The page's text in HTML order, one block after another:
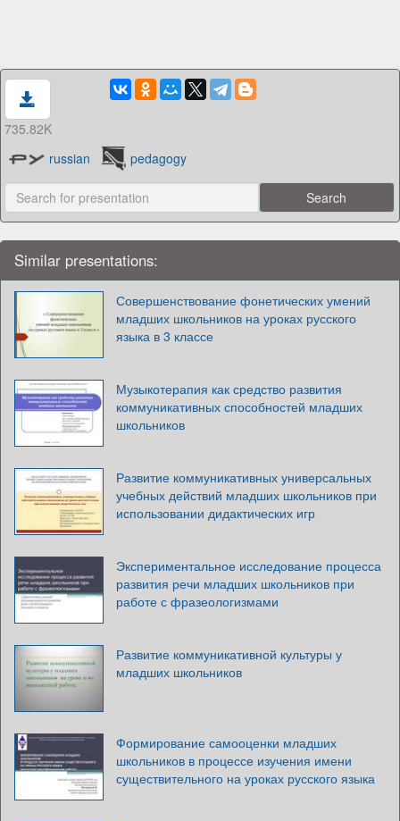
735.82K
russian
pedagogy
Similar presentations:
Совершенствование фонетических умений
младших школьников на уроках русского
языка в 3 классе
Музыкотерапия как средство развития
коммуникативных способностей младших
школьников
Развитие коммуникативных универсальных
учебных действий младших школьников при
использовании дидактических игр
Экспериментальное исследование процесса
развития речи младших школьников при
работе с фразеологизмами
Развитие коммуникативной культуры у
младших школьников
Формирование самооценки младших
школьников в процессе изучения имени
существительного на уроках русского языка